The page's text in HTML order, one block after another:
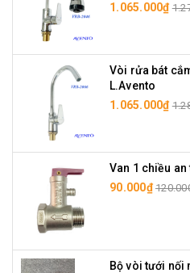
1.065.000₫
Vòi rửa bát
L.Avento
1.065.000₫
Van 1 chiều
90.000₫
Bộ vòi tưới nối